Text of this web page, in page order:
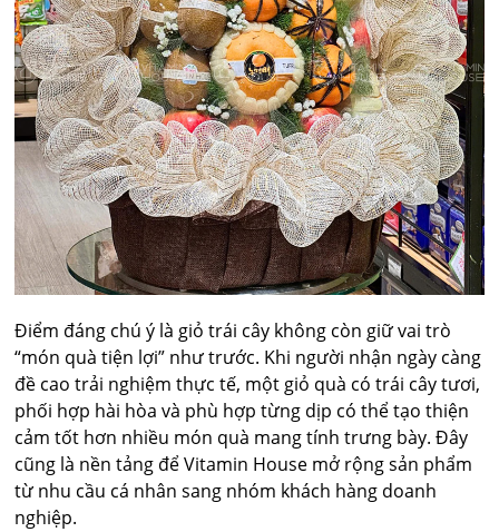
Điểm đáng chú ý là giỏ trái cây không còn giữ vai trò
“món quà tiện lợi” như trước. Khi người nhận ngày càng
đề cao trải nghiệm thực tế, một giỏ quà có trái cây tươi,
phối hợp hài hòa và phù hợp từng dịp có thể tạo thiện
cảm tốt hơn nhiều món quà mang tính trưng bày. Đây
cũng là nền tảng để Vitamin House mở rộng sản phẩm
từ nhu cầu cá nhân sang nhóm khách hàng doanh
nghiệp.